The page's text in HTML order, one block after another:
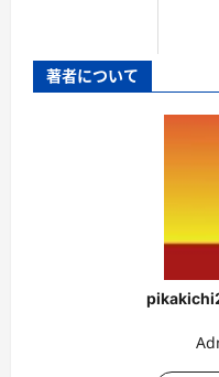
著者について